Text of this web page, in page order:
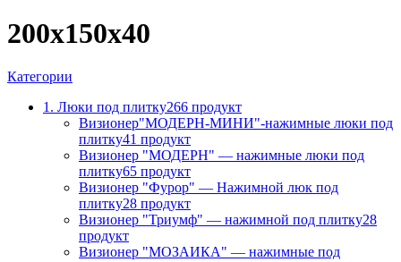
200x150x40
Категории
1. Люки под плитку266 продукт
Визионер"МОДЕРН-МИНИ"-нажимные люки под
плитку41 продукт
Визионер "МОДЕРН" — нажимные люки под
плитку65 продукт
Визионер "Фурор" — Нажимной люк под
плитку28 продукт
Визионер "Триумф" — нажимной под плитку28
продукт
Визионер "МОЗАИКА" — нажимные под